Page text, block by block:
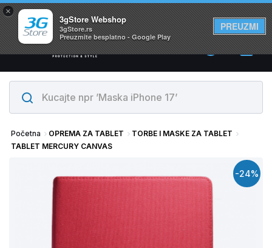
×
3gStore Webshop
3gStore.rs
Preuzmite besplatno - Google Play
PREUZMI
Svi proizvodi su na lageru. Slanje istog dana!
0
Početna OPREMA ZA TABLET
TORBE I MASKE ZA TABLET
TABLET MERCURY CANVAS
-24%